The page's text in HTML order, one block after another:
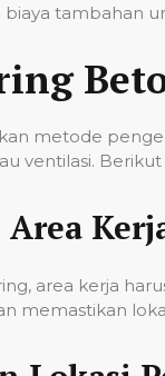
tambahan
metode
ventilasi.
area kerja
memastikan